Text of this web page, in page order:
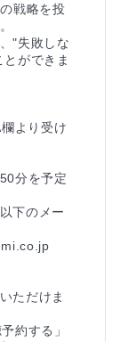
戦略を投
"失敗しな
ができま
より受け
分を予定
下のメー
ただけま
約する」